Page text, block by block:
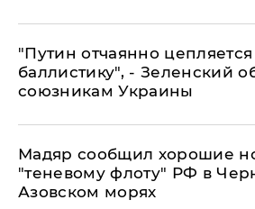
"Путин отчаянно цепляется
баллистику", - Зеленский
союзникам Украины
Мадяр сообщил хорошие
"теневому флоту" РФ в
Азовском морях